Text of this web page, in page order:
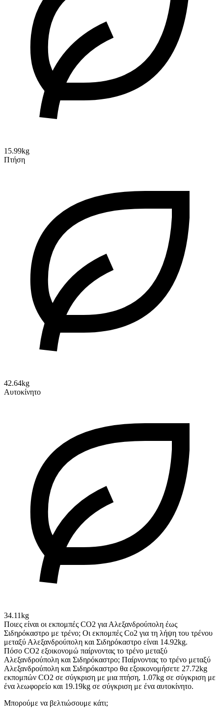
15.99kg
Πτήση
42.64kg
Αυτοκίνητο
34.11kg
Ποιες είναι οι εκπομπές CO2 για Αλεξανδρούπολη έως
Σιδηρόκαστρο με τρένο; Οι εκπομπές Co2 για τη λήψη του τρένου
μεταξύ Αλεξανδρούπολη και Σιδηρόκαστρο είναι 14.92kg.
Πόσο CO2 εξοικονομώ παίρνοντας το τρένο μεταξύ
Αλεξανδρούπολη και Σιδηρόκαστρο; Παίρνοντας το τρένο μεταξύ
Αλεξανδρούπολη και Σιδηρόκαστρο θα εξοικονομήσετε 27.72kg
εκπομπών CO2 σε σύγκριση με μια πτήση, 1.07kg σε σύγκριση με
ένα λεωφορείο και 19.19kg σε σύγκριση με ένα αυτοκίνητο.
Μπορούμε να βελτιώσουμε κάτι;